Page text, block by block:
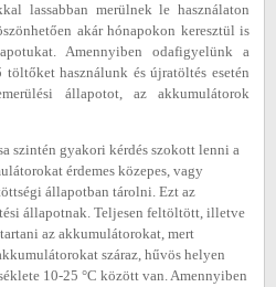
lassabban merülnek le használaton
akár hónapokon keresztül is
Amennyiben odafigyelünk a
töltőket használunk és újratöltés esetén
állapotot, az akkumulátorok
szintén gyakori kérdés szokott lenni a
érdemes közepes, vagy
állapotban tárolni. Ezt az
állapotnak. Teljesen feltöltött, illetve
az akkumulátorokat, mert
száraz, hűvös helyen
10-25 °C között van. Amennyiben